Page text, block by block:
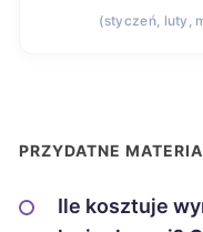
(styczeń, luty,
PRZYDATNE
Ile kosztuje